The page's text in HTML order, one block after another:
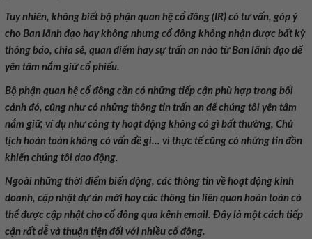
Tuy nhiên, không biết bộ phận quan hệ cổ đông (IR) có tư vấn, góp ý
cho Ban lãnh đạo hay không nhưng cổ đông không nhận được bất kỳ
thông báo, chia sẻ, quan điểm hay sự trấn an nào từ Ban lãnh đạo để
yên tâm nắm giữ cổ phiếu.
Bộ phận quan hệ cổ đông cần có những tiếp cận phù hợp trong bối
cảnh đó, cũng như có những thông tin trấn an để chúng tôi yên tâm
nắm giữ, ví dụ như công ty hoạt động không có gì bất thường, Chủ
tịch hoàn toàn không có vấn đề gì… vì thực tế cũng có những tin đồn
khiến chúng tôi dao động.
Ngoài những thời điểm biến động, các thông tin về hoạt động kinh
doanh, cập nhật dự án mới hay các thông tin liên quan hoàn toàn có
thể được cập nhật cho cổ đông qua kênh email. Đây là một cách tiếp
cận rất dễ và thuận tiện đối với nhiều cổ đông.